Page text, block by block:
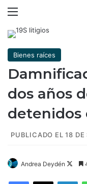
Bienes raíces
dos años
detenidos
PUBLICADO EL 18
Andrea Deydén